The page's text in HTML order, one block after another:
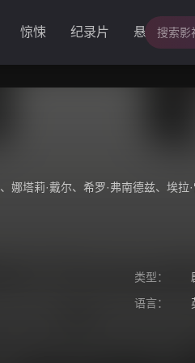
惊悚 纪录片 悬疑
、 娜塔莉·戴尔、 希罗·弗南德兹、 埃拉
类型：
语言：